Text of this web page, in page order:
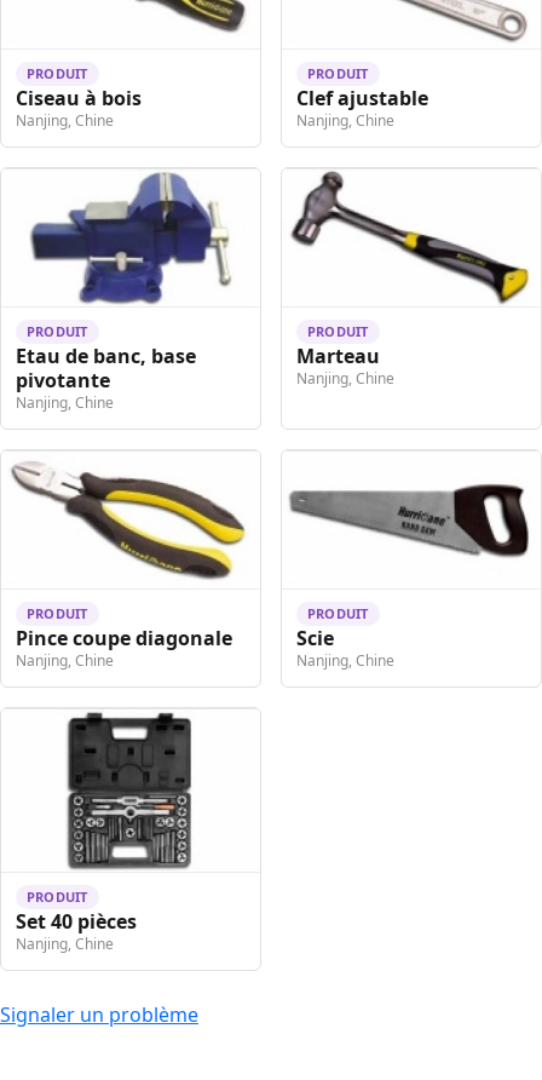
PRODUIT
Ciseau à bois
Nanjing, Chine
PRODUIT
Clef ajustable
Nanjing, Chine
PRODUIT
Etau de banc, base
pivotante
Nanjing, Chine
PRODUIT
Marteau
Nanjing, Chine
PRODUIT
Pince coupe diagonale
Nanjing, Chine
PRODUIT
Scie
Nanjing, Chine
PRODUIT
Set 40 pièces
Nanjing, Chine
Signaler un problème